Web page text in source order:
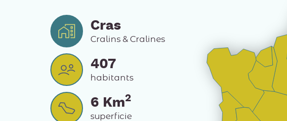
Cras
Cralins & Cralines
407
habitants
6 Km2
superficie